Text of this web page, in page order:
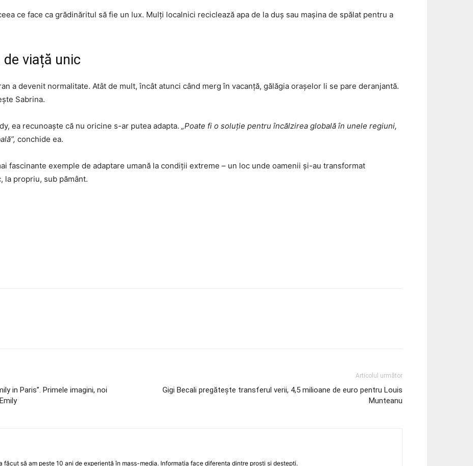
ce face ca grădinăritul să fie un lux. Mulți localnici reciclează apa de la duș sau mașina de spălat pentru a
de viață unic
a devenit normalitate. Atât de mult, încât atunci când merg în vacanță, gălăgia orașelor li se pare deranjantă.
Sabrina.
ea recunoaște că nu oricine s-ar putea adapta. „Poate fi o soluție pentru încălzirea globală în unele regiuni,
conchide ea.
fascinante exemple de adaptare umană la condiții extreme – un loc unde oamenii și-au transformat
la propriu, sub pământ.
in Paris”. Primele imagini, noi
Articolul următor
Gigi Becali pregătește transferul verii, 4,5 milioane de euro pentru Louis
Munteanu
făcut să am peste 10 ani de experiență în mass-media. Informatia face diferenta dintre prosti si destepti.